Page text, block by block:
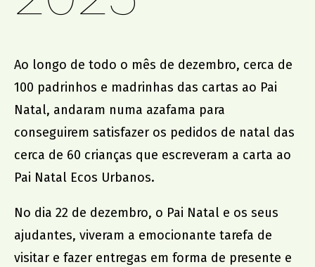
Jantar de Solidariedade
Aniversário da Associação
parcerias
ACCL, Party Sleep Repeat
Banco Alimentar Contra a Fome, Aveiro
DGRSP, Equipa Entre o Douro e Vouga
Rede Social SJM
Ao longo de todo o mês de dezembro, cerca de
100 padrinhos e madrinhas das cartas ao Pai
Natal, andaram numa azafama para
conseguirem satisfazer os pedidos de natal das
cerca de 60 crianças que escreveram a carta ao
Pai Natal Ecos Urbanos.
No dia 22 de dezembro, o Pai Natal e os seus
ajudantes, viveram a emocionante tarefa de
visitar e fazer entregas em forma de presente e